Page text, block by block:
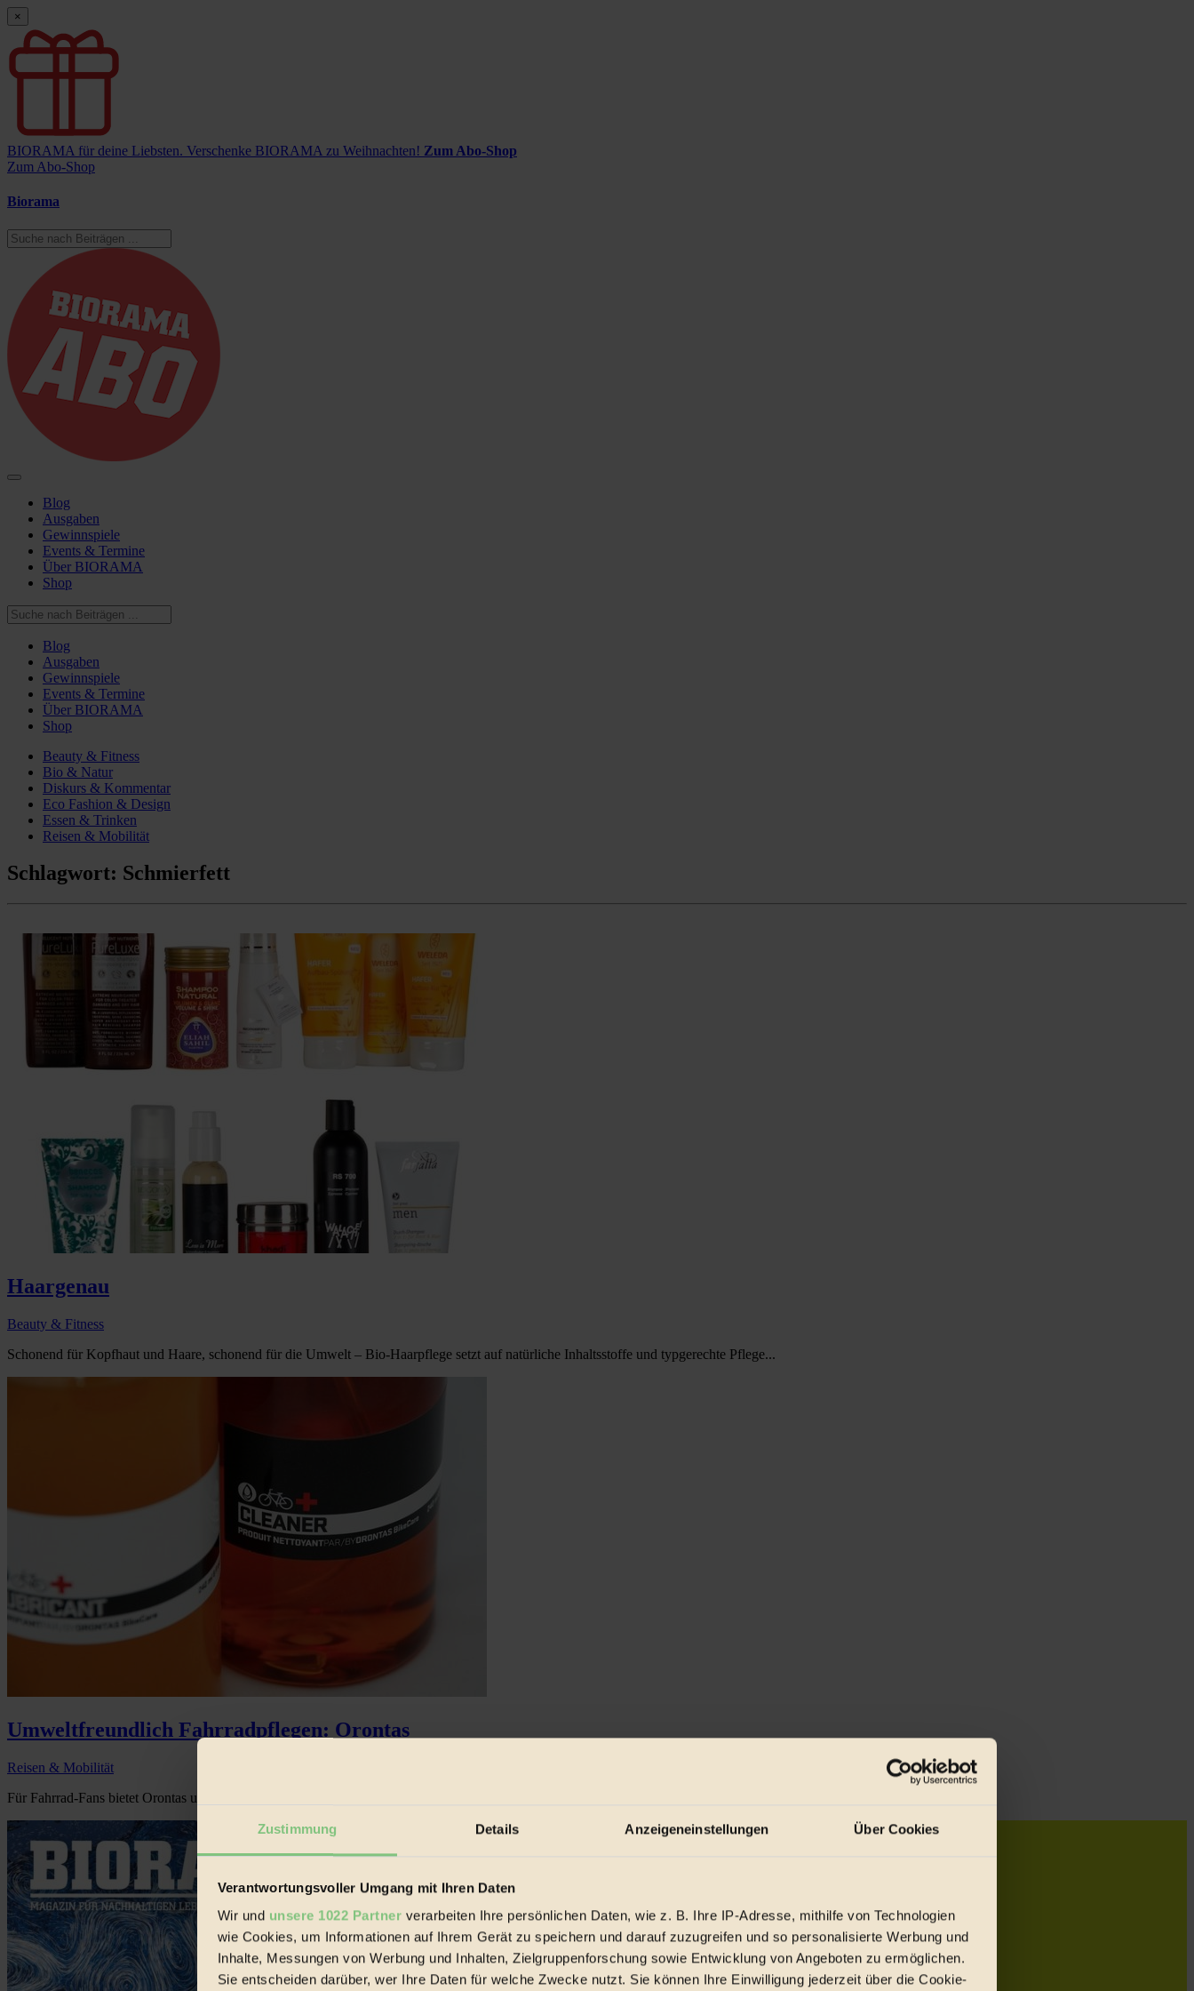
Zustimmung Details Anzeigeneinstellungen Über Cookies
Verantwortungsvoller Umgang mit Ihren Daten
Wir und unsere 1022 Partner verarbeiten Ihre persönlichen Daten, wie z. B. Ihre IP-Adresse, mithilfe von Technologien
wie Cookies, um Informationen auf Ihrem Gerät zu speichern und darauf zuzugreifen und so personalisierte Werbung und
Inhalte, Messungen von Werbung und Inhalten, Zielgruppenforschung sowie Entwicklung von Angeboten zu ermöglichen.
Sie entscheiden darüber, wer Ihre Daten für welche Zwecke nutzt. Sie können Ihre Einwilligung jederzeit über die Cookie-
×
BIORAMA für deine Liebsten. Verschenke BIORAMA zu Weihnachten! Zum Abo-Shop
Zum Abo-Shop
Biorama
Blog
Ausgaben
Gewinnspiele
Events & Termine
Über BIORAMA
Shop
Blog
Ausgaben
Gewinnspiele
Events & Termine
Über BIORAMA
Shop
Beauty & Fitness
Bio & Natur
Diskurs & Kommentar
Eco Fashion & Design
Essen & Trinken
Reisen & Mobilität
Schlagwort: Schmierfett
Haargenau
Beauty & Fitness
Schonend für Kopfhaut und Haare, schonend für die Umwelt – Bio-Haarpflege setzt auf natürliche Inhaltsstoffe und typgerechte Pflege...
Umweltfreundlich Fahrradpflegen: Orontas
Reisen & Mobilität
Für Fahrrad-Fans bietet Orontas umweltfreundliche Fahrrad-Pflegemittel, die aus nachwachsenden Rohstoffen hergestellt werden...